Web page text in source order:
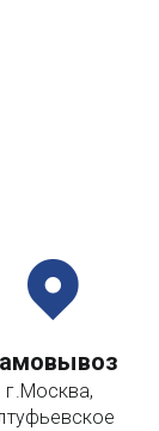
г.Москва,